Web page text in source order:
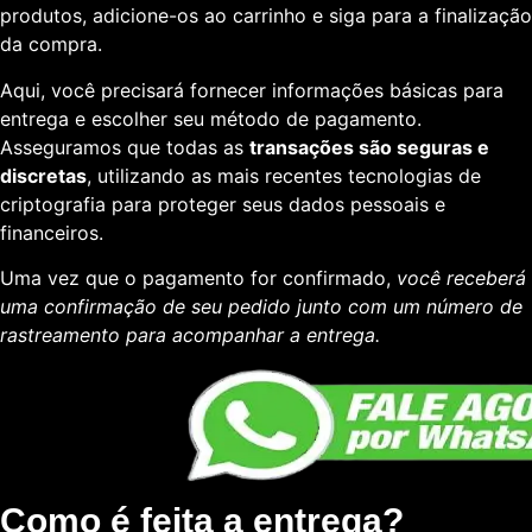
produtos, adicione-os ao carrinho e siga para a finalização
da compra.
Aqui, você precisará fornecer informações básicas para
entrega e escolher seu método de pagamento.
Asseguramos que todas as transações são seguras e
discretas, utilizando as mais recentes tecnologias de
criptografia para proteger seus dados pessoais e
financeiros.
Uma vez que o pagamento for confirmado, você receberá
uma confirmação de seu pedido junto com um número de
rastreamento para acompanhar a entrega.
Como é feita a entrega?